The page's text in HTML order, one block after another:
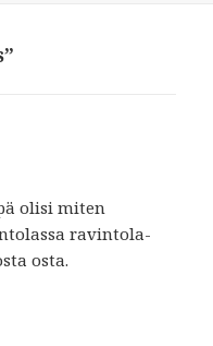
olisi miten
ravintola-
osta.